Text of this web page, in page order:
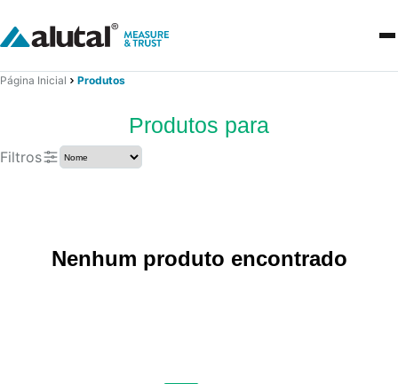
Página Inicial Produtos
Produtos para
Filtros
Nenhum produto encontrado